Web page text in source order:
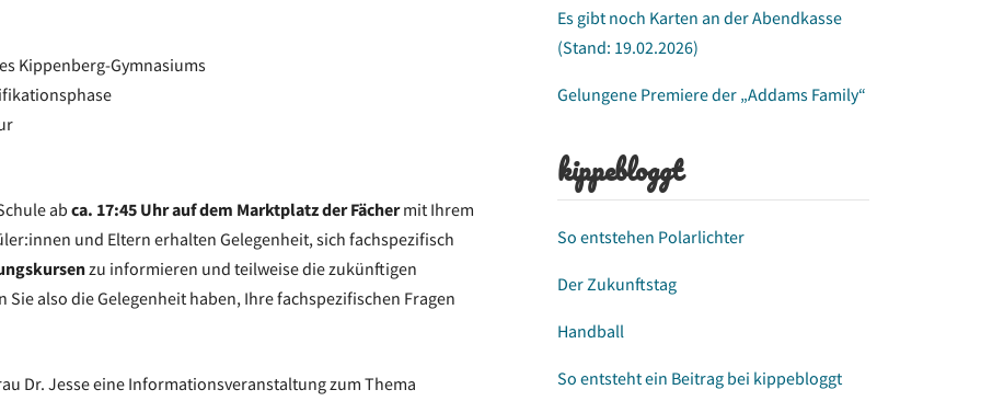
Kippenberg-Gymnasiums
ab ca. 17:45 Uhr auf dem Marktplatz der Fächermit Ihrem
und Eltern erhalten Gelegenheit, sich fachspezifisch
zu informieren und teilweise die zukünftigen
also die Gelegenheit haben, Ihre fachspezifischen Fragen
Dr. Jesse eine Informationsveranstaltung zum Thema
Es gibt noch Karten an der Abendkasse
(Stand: 19.02.2026)
Gelungene Premiere der „Addams Family“
kippebloggt
So entstehen Polarlichter
Der Zukunftstag
Handball
So entsteht ein Beitrag bei kippebloggt